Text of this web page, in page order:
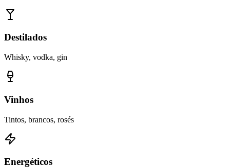
Destilados
Whisky, vodka, gin
Vinhos
Tintos, brancos, rosés
Energéticos